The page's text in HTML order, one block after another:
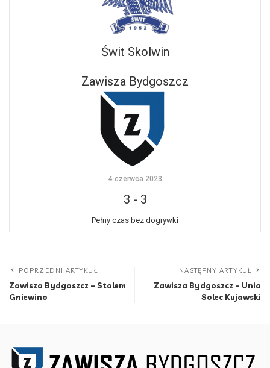
Świt Skolwin
Zawisza Bydgoszcz
4 czerwca 2023
3 - 3
Pełny czas bez dogrywki
POPRZEDNI ARTYKUŁ
Zawisza Bydgoszcz – Stolem
Gniewino
NASTĘPNY ARTYKUŁ
Zawisza Bydgoszcz – Unia
Solec Kujawski